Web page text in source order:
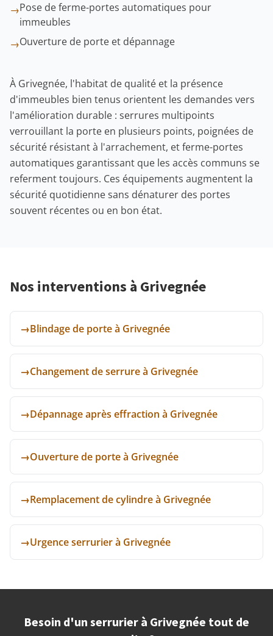
→Pose de ferme-portes automatiques pour
immeubles
→Ouverture de porte et dépannage
À Grivegnée, l'habitat de qualité et la présence
d'immeubles bien tenus orientent les demandes vers
l'amélioration durable : serrures multipoints
verrouillant la porte en plusieurs points, poignées de
sécurité résistant à l'arrachement, et ferme-portes
automatiques garantissant que les accès communs se
referment toujours. Ces équipements augmentent la
sécurité quotidienne sans dénaturer des portes
souvent récentes ou en bon état.
Nos interventions à Grivegnée
→Blindage de porte à Grivegnée
→Changement de serrure à Grivegnée
→Dépannage après effraction à Grivegnée
→Ouverture de porte à Grivegnée
→Remplacement de cylindre à Grivegnée
→Urgence serrurier à Grivegnée
Besoin d'un serrurier à Grivegnée tout de